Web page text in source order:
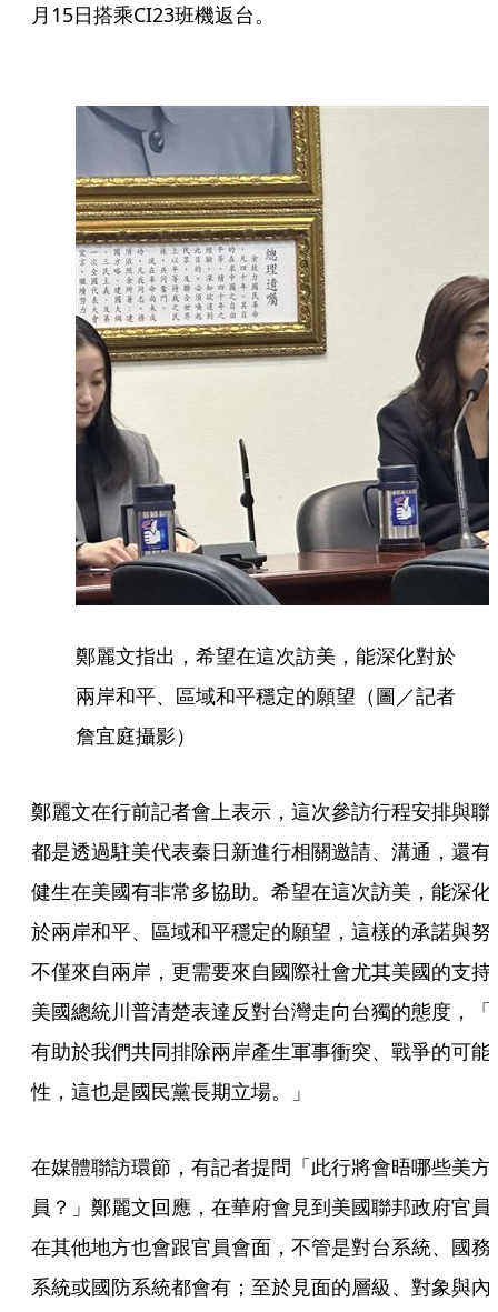
月15日搭乘CI23班機返台。
鄭麗文指出，希望在這次訪美，能深化對於
兩岸和平、區域和平穩定的願望（圖／記者
詹宜庭攝影）
鄭麗文在行前記者會上表示，這次參訪行程安排與聯
都是透過駐美代表秦日新進行相關邀請、溝通，還有
健生在美國有非常多協助。希望在這次訪美，能深化
於兩岸和平、區域和平穩定的願望，這樣的承諾與努
不僅來自兩岸，更需要來自國際社會尤其美國的支持
美國總統川普清楚表達反對台灣走向台獨的態度，「
有助於我們共同排除兩岸產生軍事衝突、戰爭的可能
性，這也是國民黨長期立場。」
在媒體聯訪環節，有記者提問「此行將會晤哪些美方
員？」鄭麗文回應，在華府會見到美國聯邦政府官員
在其他地方也會跟官員會面，不管是對台系統、國務
系統或國防系統都會有；至於見面的層級、對象與內